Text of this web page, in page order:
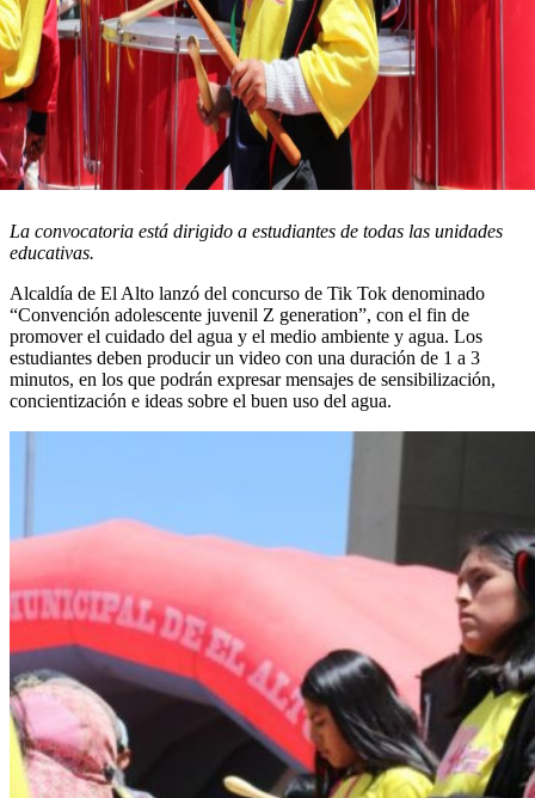
La convocatoria está dirigido a estudiantes de todas las unidades
educativas.
Alcaldía de El Alto lanzó del concurso de Tik Tok denominado
“Convención adolescente juvenil Z generation”, con el fin de
promover el cuidado del agua y el medio ambiente y agua. Los
estudiantes deben producir un video con una duración de 1 a 3
minutos, en los que podrán expresar mensajes de sensibilización,
concientización e ideas sobre el buen uso del agua.